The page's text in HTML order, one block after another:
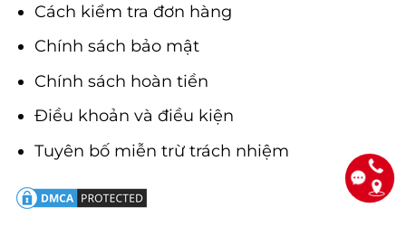
Cách kiểm tra đơn hàng
Chính sách bảo mật
Chính sách hoàn tiền
Điều khoản và điều kiện
Tuyên bố miễn trừ trách nhiệm